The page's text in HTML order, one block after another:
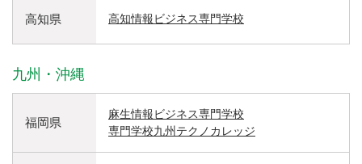
高知県 高知情報ビジネス専門学校
九州・沖縄
福岡県
麻生情報ビジネス専門学校
専門学校九州テクノカレッジ